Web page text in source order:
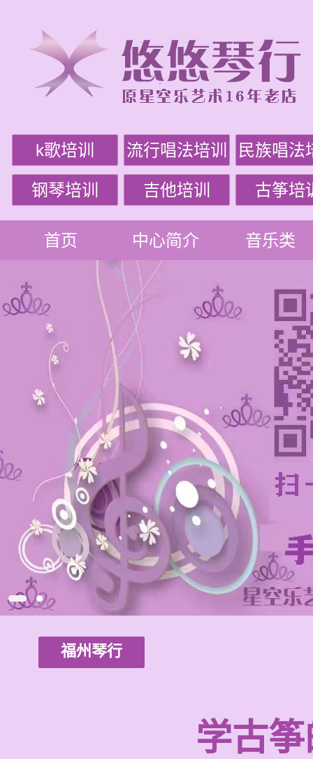
k歌培训 流行唱法培训 民族唱法
钢琴培训 吉他培训 古筝培
首页 中心简介 音乐类
福州琴行
学古